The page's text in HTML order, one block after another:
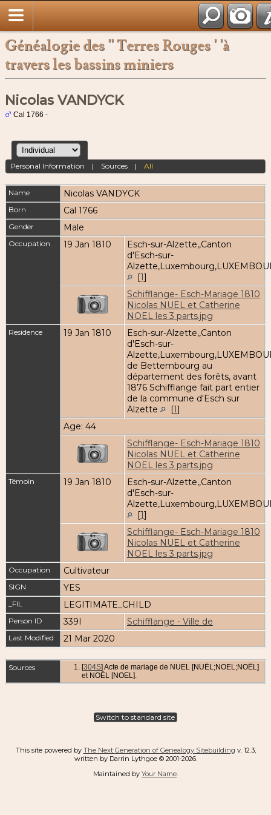
Généalogie des '' Terres Rouges ' 'à
travers les bassins miniers
Nicolas VANDYCK
Cal 1766 -
Personal Information | Sources |All
Name Nicolas VANDYCK
Born Cal 1766
Gender Male
Occupation 19 Jan 1810
Esch-sur-Alzette,,Canton
d'Esch-sur-
[1]
Schifflange- Esch-Mariage 1810
Nicolas NUEL et Catherine
NOEL les 3 parts.jpg
Residence 19 Jan 1810
Esch-sur-Alzette,,Canton
d'Esch-sur-
de Bettembourg au
département des forêts, avant
1876 Schifflange fait part entier
de la commune d'Esch sur
Alzette
[1]
Age: 44
Schifflange- Esch-Mariage 1810
Nicolas NUEL et Catherine
NOEL les 3 parts.jpg
Témoin 19 Jan 1810
Esch-sur-Alzette,,Canton
d'Esch-sur-
[1]
Schifflange- Esch-Mariage 1810
Nicolas NUEL et Catherine
NOEL les 3 parts.jpg
Occupation Cultivateur
SIGN YES
_FIL LEGITIMATE_CHILD
Person ID 339I Schifflange - Ville de
Last Modified 21 Mar 2020
Sources [304S] Acte de mariage de NUEL [NUËL;NOEL;NOËL]
et NOËL [NOEL].
Switch to standard site
This site powered by The Next Generation of Genealogy Sitebuilding v. 12.3,
written by Darrin Lythgoe © 2001-2026.
Maintained by Your Name.